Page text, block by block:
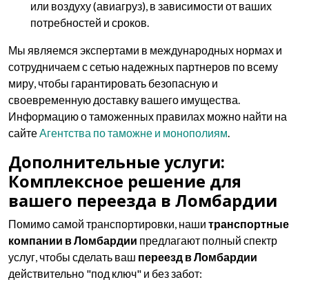
или воздуху (авиагруз), в зависимости от ваших
потребностей и сроков.
Мы являемся экспертами в международных нормах и
сотрудничаем с сетью надежных партнеров по всему
миру, чтобы гарантировать безопасную и
своевременную доставку вашего имущества.
Информацию о таможенных правилах можно найти на
сайтеАгентства по таможне и монополиям.
Дополнительные услуги:
Комплексное решение для
вашего переезда в Ломбардии
Помимо самой транспортировки, наши транспортные
компании в Ломбардии предлагают полный спектр
услуг, чтобы сделать ваш переезд в Ломбардии
действительно "под ключ" и без забот: